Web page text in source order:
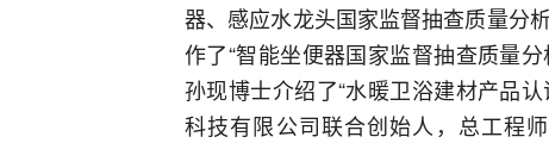
器、感应水龙头国家监督抽查质量分
作了“智能坐便器国家监督抽查质量
孙现博士介绍了“水暖卫浴建材产品
科技有限公司联合创始人，总工程